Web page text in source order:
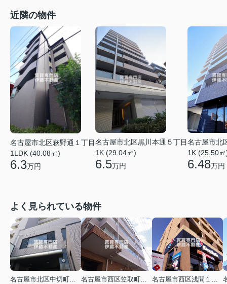
近隣の物件
名古屋市北区萩野通１丁目
1LDK (40.08㎡)
6.3万円
名古屋市北区黒川本通５丁目
1K (29.04㎡)
6.5万円
名古屋市北
1K (25.50
6.48万円
よく見られている物件
名古屋市北区中切町２丁目
名古屋市西区笠取町４丁目
名古屋市西区浅間１丁目